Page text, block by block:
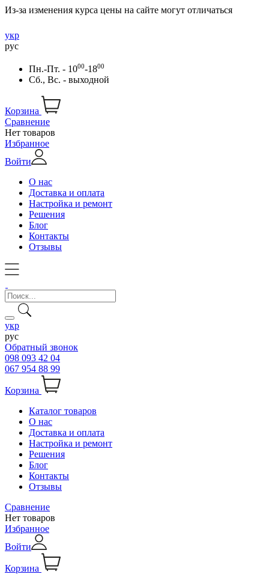
Из-за изменения курса цены на сайте могут отличаться
укр
рус
Пн.-Пт. - 1000-1800
Сб., Вс. - выходной
Корзина
Сравнение
Нет товаров
Избранное
Войти
О нас
Доставка и оплата
Настройка и ремонт
Решения
Блог
Контакты
Отзывы
укр
рус
Обратный звонок
098 093 42 04
067 954 88 99
Корзина
Каталог товаров
О нас
Доставка и оплата
Настройка и ремонт
Решения
Блог
Контакты
Отзывы
Сравнение
Нет товаров
Избранное
Войти
Корзина